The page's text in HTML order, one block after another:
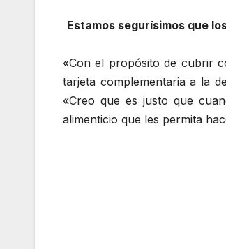
Estamos segurísimos que
«Con el propósito de cubrir
tarjeta complementaria a la
«Creo que es justo que
alimenticio que les permita